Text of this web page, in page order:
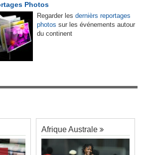
Photos
Regarder les dernièrs reportages
photos sur les événements autour
du continent
Afrique Australe